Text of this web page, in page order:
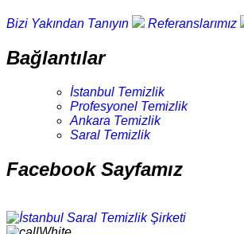
Bizi Yakından Tanıyın Referanslarımız
Bağlantılar
İstanbul Temizlik
Profesyonel Temizlik
Ankara Temizlik
Saral Temizlik
Facebook Sayfamız